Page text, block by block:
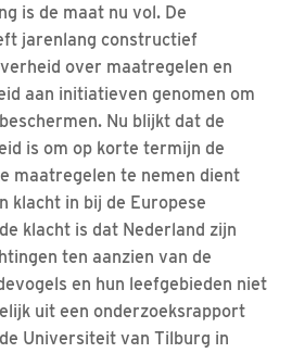
is de maat nu vol. De
jarenlang constructief
over maatregelen en
aan initiatieven genomen om
Nu blijkt dat de
is om op korte termijn de
maatregelen te nemen dient
klacht in bij de Europese
klacht is dat Nederland zijn
ten aanzien van de
en hun leefgebieden niet
uit een onderzoeksrapport
Universiteit van Tilburg in